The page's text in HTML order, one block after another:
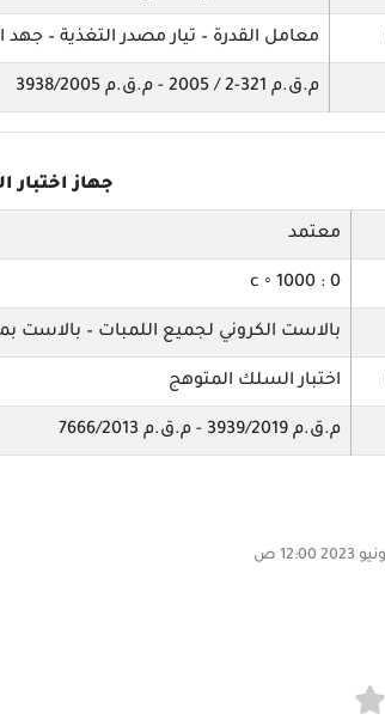
معامل القدرة – تيار مصدر التغذية – جهد
م.ق.م 321-2 / 2005 - م.ق.م 3938/2005
جهاز اختبار
معتمد
0 : 1000 ◦ c
بالاست الكروني لجميع اللمبات – بالاست
اختبار السلك المتوهج
م.ق.م 3939/2019 - م.ق.م 7666/2013